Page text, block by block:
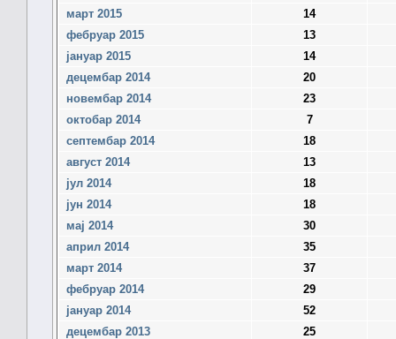
март 2015
14
фебруар 2015
13
јануар 2015
14
децембар 2014
20
новембар 2014
23
октобар 2014
7
септембар 2014
18
август 2014
13
јул 2014
18
јун 2014
18
мај 2014
30
април 2014
35
март 2014
37
фебруар 2014
29
јануар 2014
52
децембар 2013
25